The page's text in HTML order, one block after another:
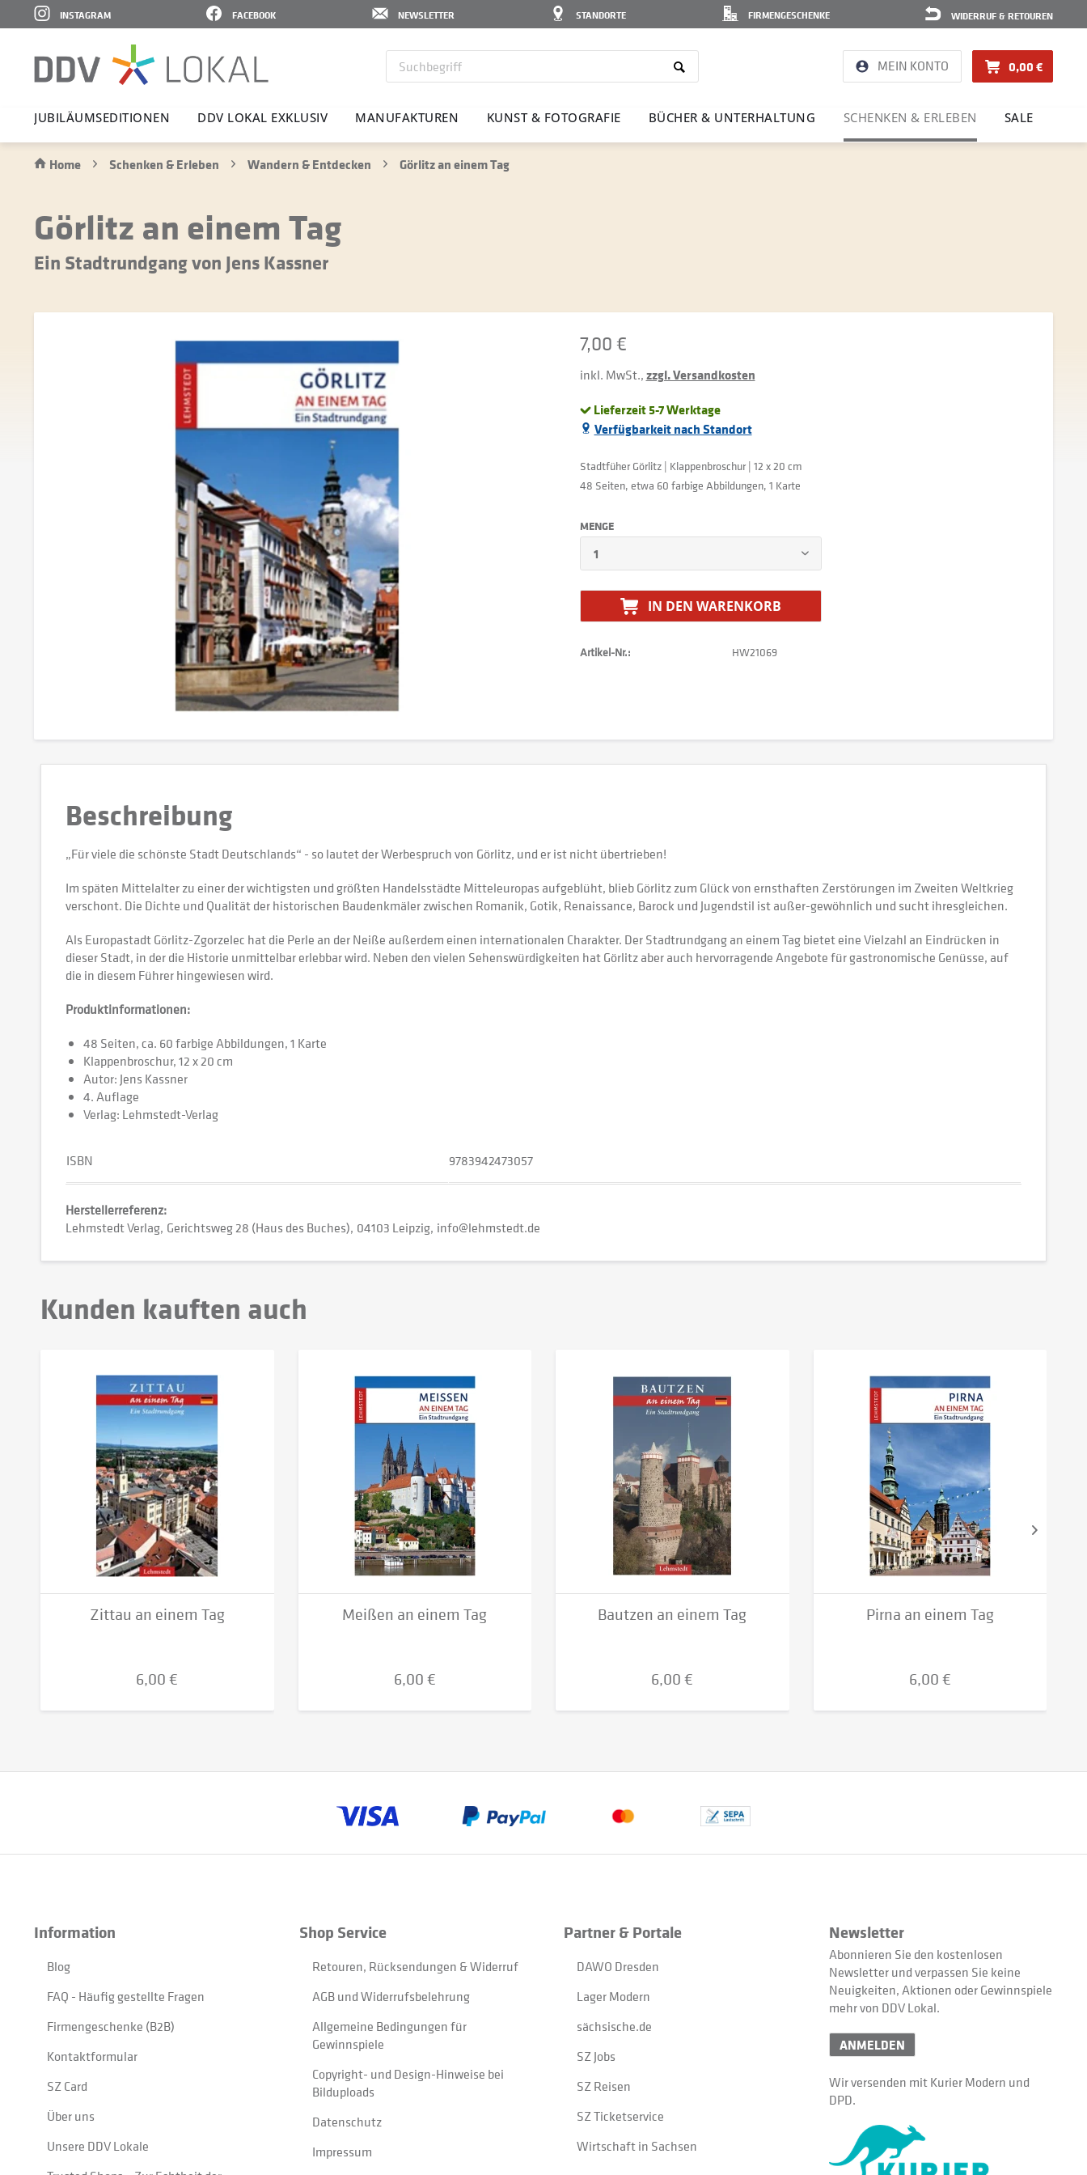
WIDERRUF & RETOUREN
FIRMENGESCHENKE
STANDORTE
NEWSLETTER
FACEBOOK
INSTAGRAM
MEIN KONTO 0,00 €
JUBI­LÄ­UMS­E­DI­TIONEN DDV LOKAL EXKLUSIV MANU­FAK­TUREN KUNST & FOTO­GRAFIE BÜCHER & UNTER­HAL­TUNG SCHENKEN & ERLEBEN SALE
Home Schenken & Erleben Wandern & Entdecken Görlitz an einem Tag
Görlitz an einem Tag
Ein Stadtrundgang von Jens Kassner
7,00 €
inkl. MwSt.,zzgl. Versandkosten
Lieferzeit 5-7 Werktage
Verfügbarkeit nach Standort
Stadtfüher Görlitz | Klappenbroschur | 12 x 20 cm
48 Seiten, etwa 60 farbige Abbildungen, 1 Karte
MENGE
IN DEN WARENKORB
Artikel-Nr.: HW21069
Beschreibung
„Für viele die schönste Stadt Deutschlands“ - so lautet der Werbespruch von Görlitz, und er ist nicht übertrieben!
Im späten Mittelalter zu einer der wichtigsten und größten Handelsstädte Mitteleuropas aufgeblüht, blieb Görlitz zum Glück von ernsthaften Zerstörungen im Zweiten Weltkrieg
verschont. Die Dichte und Qualität der historischen Baudenkmäler zwischen Romanik, Gotik, Renaissance, Barock und Jugendstil ist außer-gewöhnlich und sucht ihresgleichen.
Als Europastadt Görlitz-Zgorzelec hat die Perle an der Neiße außerdem einen internationalen Charakter. Der Stadtrundgang an einem Tag bietet eine Vielzahl an Eindrücken in
dieser Stadt, in der die Historie unmittelbar erlebbar wird. Neben den vielen Sehenswürdigkeiten hat Görlitz aber auch hervorragende Angebote für gastronomische Genüsse, auf
die in diesem Führer hingewiesen wird.
Produktinformationen:
48 Seiten, ca. 60 farbige Abbildungen, 1 Karte
Klappenbroschur, 12 x 20 cm
Autor: Jens Kassner
4. Auflage
Verlag: Lehmstedt-Verlag
ISBN 9783942473057
Herstellerreferenz:
Lehmstedt Verlag Gerichtsweg 28 (Haus des Buches) 04103 Leipzig info@lehmstedt.de
Kunden kauften auch
Zittau an einem Tag
6,00 €
Meißen an einem Tag
6,00 €
Bautzen an einem Tag
6,00 €
Pirna an einem Tag
6,00 €
Information
Blog
FAQ - Häufig gestellte Fragen
Firmengeschenke (B2B)
Kontaktformular
SZ Card
Über uns
Unsere DDV Lokale
Shop Service
Retouren, Rücksendungen & Widerruf
AGB und Widerrufsbelehrung
Allgemeine Bedingungen für
Gewinnspiele
Copyright- und Design-Hinweise bei
Bilduploads
Datenschutz
Impressum
Partner & Portale
DAWO Dresden
Lager Modern
sächsische.de
SZ Jobs
SZ Reisen
SZ Ticketservice
Wirtschaft in Sachsen
Newsletter
Abonnieren Sie den kostenlosen
Newsletter und verpassen Sie keine
Neuigkeiten, Aktionen oder Gewinnspiele
mehr von DDV Lokal.
ANMELDEN
Wir versenden mit Kurier Modern und
DPD.